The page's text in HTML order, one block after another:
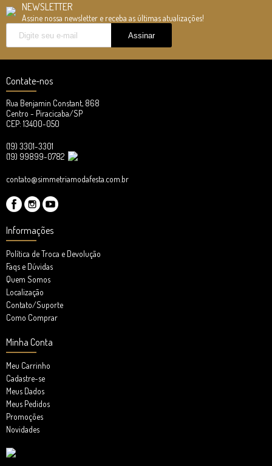
NEWSLETTER
Assine nossa newsletter e receba as últimas atualizações!
Contate-nos
Rua Benjamin Constant, 868
Centro - Piracicaba/SP
CEP: 13400-050
(19) 3301-3301
(19) 99899-0782
contato@simmetriamodafesta.com.br
Informações
Política de Troca e Devolução
Faqs e Dúvidas
Quem Somos
Localização
Contato/Suporte
Como Comprar
Minha Conta
Meu Carrinho
Cadastre-se
Meus Dados
Meus Pedidos
Promoções
Novidades